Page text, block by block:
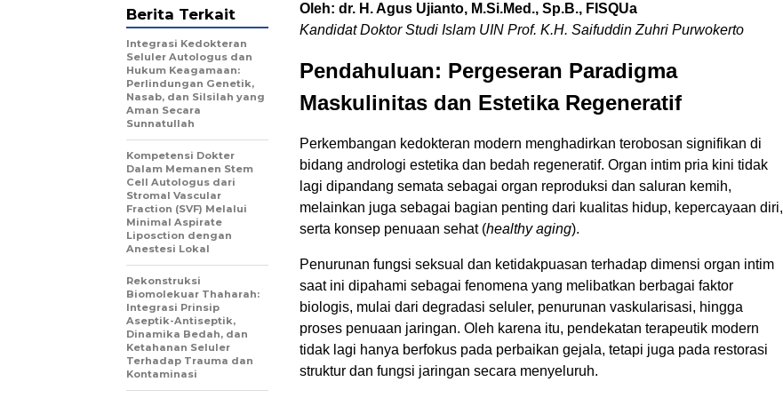
Oleh: dr. H. Agus Ujianto, M.Si.Med., Sp.B., FISQUa
Kandidat Doktor Studi Islam UIN Prof. K.H. Saifuddin Zuhri Purwokerto
Pendahuluan: Pergeseran Paradigma
Maskulinitas dan Estetika Regeneratif
Perkembangan kedokteran modern menghadirkan terobosan signifikan di
bidang andrologi estetika dan bedah regeneratif. Organ intim pria kini tidak
lagi dipandang semata sebagai organ reproduksi dan saluran kemih,
melainkan juga sebagai bagian penting dari kualitas hidup, kepercayaan diri,
serta konsep penuaan sehat (healthy aging).
Penurunan fungsi seksual dan ketidakpuasan terhadap dimensi organ intim
saat ini dipahami sebagai fenomena yang melibatkan berbagai faktor
biologis, mulai dari degradasi seluler, penurunan vaskularisasi, hingga
proses penuaan jaringan. Oleh karena itu, pendekatan terapeutik modern
tidak lagi hanya berfokus pada perbaikan gejala, tetapi juga pada restorasi
struktur dan fungsi jaringan secara menyeluruh.
Berita Terkait
Integrasi Kedokteran
Seluler Autologus dan
Hukum Keagamaan:
Perlindungan Genetik,
Nasab, dan Silsilah yang
Aman Secara
Sunnatullah
Kompetensi Dokter
Dalam Memanen Stem
Cell Autologus dari
Stromal Vascular
Fraction (SVF) Melalui
Minimal Aspirate
Liposction dengan
Anestesi Lokal
Rekonstruksi
Biomolekuar Thaharah:
Integrasi Prinsip
Aseptik-Antiseptik,
Dinamika Bedah, dan
Ketahanan Seluler
Terhadap Trauma dan
Kontaminasi